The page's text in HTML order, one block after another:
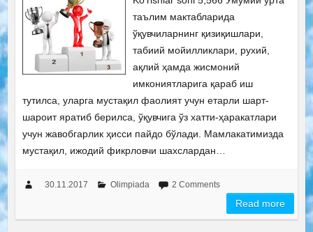
таълим мактабларида
ўқувчиларнинг қизиқишлари,
табиий мойилликлари, рухий,
ақлий ҳамда жисмоний
имкониятларига қараб иш
тутилса, уларга мустақил фаолият учун етарли шарт-
шароит яратиб берилса, ўқувчига ўз хатти-ҳаракатлари
учун жавобгарлик ҳисси пайдо бўлади. Мамлакатимизда
мустақил, ижодий фикрловчи шахслардан…
30.11.2017 Olimpiada 2 Comments
Read more